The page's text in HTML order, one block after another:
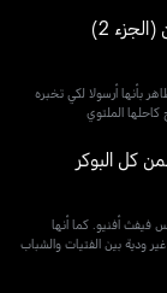
بأنها أرسولا لكي تخبره
الملتوي
فيفث أفنيو. كما أنها
ودية بين الفتيات والشباب